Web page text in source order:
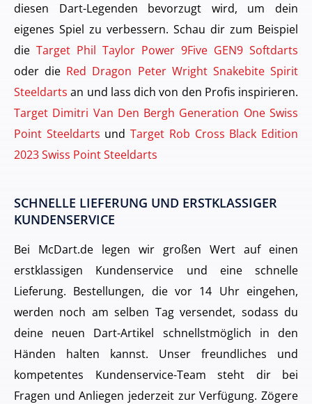
diesen Dart-Legenden bevorzugt wird, um dein
eigenes Spiel zu verbessern. Schau dir zum Beispiel
die Target Phil Taylor Power 9Five GEN9 Softdarts
oder die Red Dragon Peter Wright Snakebite Spirit
Steeldarts an und lass dich von den Profis inspirieren.
Target Dimitri Van Den Bergh Generation One Swiss
Point Steeldarts undTarget Rob Cross Black Edition
2023 Swiss Point Steeldarts
SCHNELLE LIEFERUNG UND ERSTKLASSIGER
KUNDENSERVICE
Bei McDart.de legen wir großen Wert auf einen
erstklassigen Kundenservice und eine schnelle
Lieferung. Bestellungen, die vor 14 Uhr eingehen,
werden noch am selben Tag versendet, sodass du
deine neuen Dart-Artikel schnellstmöglich in den
Händen halten kannst. Unser freundliches und
kompetentes Kundenservice-Team steht dir bei
Fragen und Anliegen jederzeit zur Verfügung. Zögere